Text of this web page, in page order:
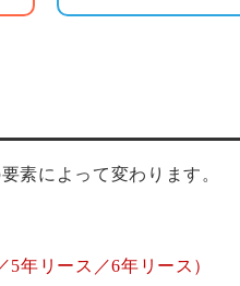
素によって変わります。
年リース／6年リース）